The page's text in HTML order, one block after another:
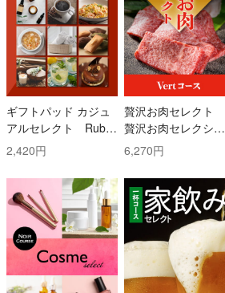
ギフトパッド カジュ
アルセレクト Ruby
(ルビー)コース
2,420円
贅沢お肉セレクト
贅沢お肉セレクショ
ン 5000円コース
6,270円